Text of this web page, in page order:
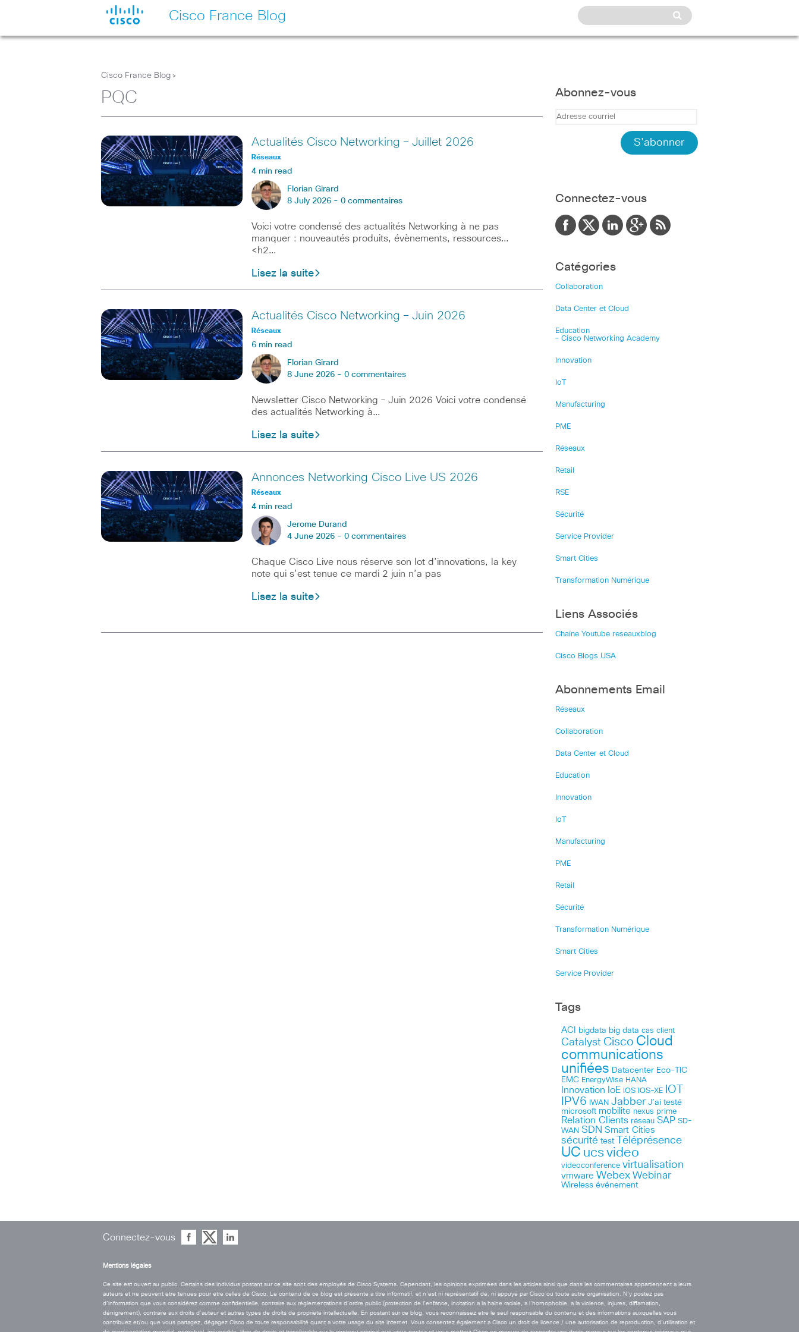
Cisco France Blog
Cisco France Blog >
PQC
Actualités Cisco Networking – Juillet 2026
Réseaux
4 min read
Florian Girard
8 July 2026 - 0 commentaires
Voici votre condensé des actualités Networking à ne pas
manquer : nouveautés produits, évènements, ressources…
<h2…
Lisez la suite
Actualités Cisco Networking – Juin 2026
Réseaux
6 min read
Florian Girard
8 June 2026 - 0 commentaires
Newsletter Cisco Networking – Juin 2026 Voici votre condensé
des actualités Networking à…
Lisez la suite
Annonces Networking Cisco Live US 2026
Réseaux
4 min read
Jerome Durand
4 June 2026 - 0 commentaires
Chaque Cisco Live nous réserve son lot d’innovations, la key
note qui s’est tenue ce mardi 2 juin n’a pas
Lisez la suite
Abonnez-vous
Connectez-vous
Catégories
Collaboration
Data Center et Cloud
Education
– Cisco Networking Academy
Innovation
IoT
Manufacturing
PME
Réseaux
Retail
RSE
Sécurité
Service Provider
Smart Cities
Transformation Numérique
Liens Associés
Chaîne Youtube reseauxblog
Cisco Blogs USA
Abonnements Email
Réseaux
Collaboration
Data Center et Cloud
Education
Innovation
IoT
Manufacturing
PME
Retail
Sécurité
Transformation Numérique
Smart Cities
Service Provider
Tags
ACI bigdata big data cas client
Catalyst Cisco Cloud
communications
unifiées Datacenter Eco-TIC
EMC EnergyWise HANA
Innovation IoE IOS IOS-XE IOT
IPV6 IWAN Jabber J’ai testé
microsoft mobilite nexus prime
Relation Clients réseau SAP SD-
WAN SDN Smart Cities
sécurité test Téléprésence
UC ucs video
videoconference virtualisation
vmware Webex Webinar
Wireless événement
Connectez-vous
Mentions légales
Ce site est ouvert au public. Certains des individus postant sur ce site sont des employés de Cisco Systems. Cependant, les opinions exprimées dans les articles ainsi que dans les commentaires appartiennent a leurs
auteurs et ne peuvent etre tenues pour etre celles de Cisco. Le contenu de ce blog est présenté a titre informatif, et n’est ni représentatif de, ni appuyé par Cisco ou toute autre organisation. N’y postez pas
d’information que vous considérez comme confidentielle, contraire aux réglementations d’ordre public (protection de l’enfance, incitation a la haine raciale, a l’homophobie, a la violence, injures, diffamation,
dénigrement), contraire aux droits d’auteur et autres types de droits de propriété intellectuelle. En postant sur ce blog, vous reconnaissez etre le seul responsable du contenu et des informations auxquelles vous
contribuez et/ou que vous partagez, dégagez Cisco de toute responsabilité quant a votre usage du site internet. Vous consentez également a Cisco un droit de licence / une autorisation de reproduction, d’utilisation et